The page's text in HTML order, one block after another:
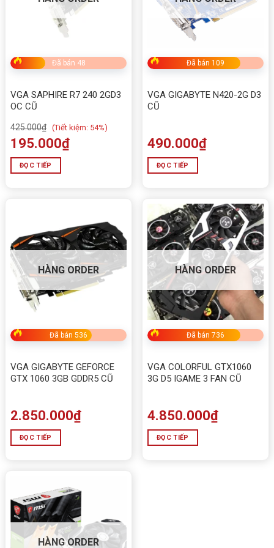
Đã bán 48
VGA SAPHIRE R7 240 2GD3
OC CŨ
425.000₫ (Tiết kiệm: 54%)
195.000₫
ĐỌC TIẾP
Đã bán 109
VGA GIGABYTE N420-2G D3
CŨ
490.000₫
ĐỌC TIẾP
HÀNG ORDER
Đã bán 536
VGA GIGABYTE GEFORCE
GTX 1060 3GB GDDR5 CŨ
2.850.000₫
ĐỌC TIẾP
HÀNG ORDER
Đã bán 736
VGA COLORFUL GTX1060
3G D5 IGAME 3 FAN CŨ
4.850.000₫
ĐỌC TIẾP
HÀNG ORDER